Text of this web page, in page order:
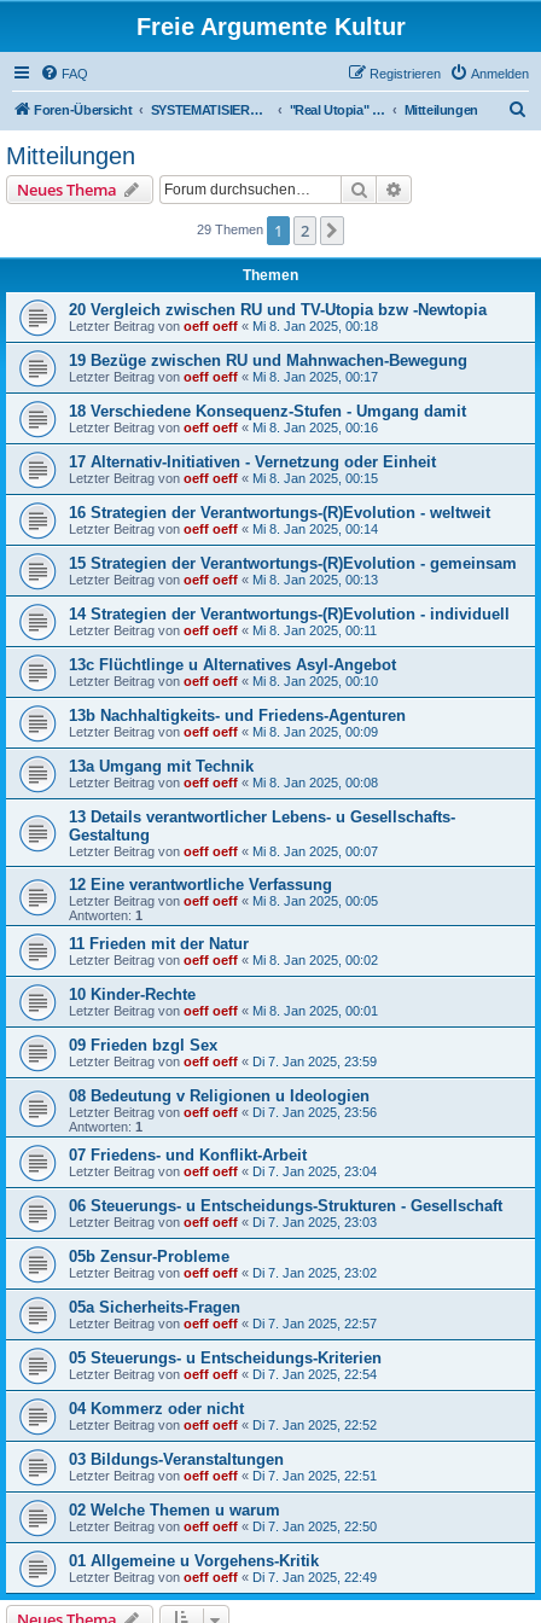
Freie Argumente Kultur
FAQ Anmelden
Registrieren
Foren-Übersicht SYSTEMATISIERUNG VON INHALTEN IN WISSENSCHAFTLICHER RICHTUNG "Real Utopia" auch als neuer Wissenschafts-Ansatz Mitteilungen
Mitteilungen
Neues Thema Suche
29 Themen 1 2
Themen
20 Vergleich zwischen RU und TV-Utopia bzw -Newtopia
Letzter Beitrag von oeff oeff « Mi 8. Jan 2025, 00:18
19 Bezüge zwischen RU und Mahnwachen-Bewegung
Letzter Beitrag von oeff oeff « Mi 8. Jan 2025, 00:17
18 Verschiedene Konsequenz-Stufen - Umgang damit
Letzter Beitrag von oeff oeff « Mi 8. Jan 2025, 00:16
17 Alternativ-Initiativen - Vernetzung oder Einheit
Letzter Beitrag von oeff oeff « Mi 8. Jan 2025, 00:15
16 Strategien der Verantwortungs-(R)Evolution - weltweit
Letzter Beitrag von oeff oeff « Mi 8. Jan 2025, 00:14
15 Strategien der Verantwortungs-(R)Evolution - gemeinsam
Letzter Beitrag von oeff oeff « Mi 8. Jan 2025, 00:13
14 Strategien der Verantwortungs-(R)Evolution - individuell
Letzter Beitrag von oeff oeff « Mi 8. Jan 2025, 00:11
13c Flüchtlinge u Alternatives Asyl-Angebot
Letzter Beitrag von oeff oeff « Mi 8. Jan 2025, 00:10
13b Nachhaltigkeits- und Friedens-Agenturen
Letzter Beitrag von oeff oeff « Mi 8. Jan 2025, 00:09
13a Umgang mit Technik
Letzter Beitrag von oeff oeff « Mi 8. Jan 2025, 00:08
13 Details verantwortlicher Lebens- u Gesellschafts-
Gestaltung
Letzter Beitrag von oeff oeff « Mi 8. Jan 2025, 00:07
12 Eine verantwortliche Verfassung
Letzter Beitrag von oeff oeff « Mi 8. Jan 2025, 00:05
Antworten: 1
11 Frieden mit der Natur
Letzter Beitrag von oeff oeff « Mi 8. Jan 2025, 00:02
10 Kinder-Rechte
Letzter Beitrag von oeff oeff « Mi 8. Jan 2025, 00:01
09 Frieden bzgl Sex
Letzter Beitrag von oeff oeff « Di 7. Jan 2025, 23:59
08 Bedeutung v Religionen u Ideologien
Letzter Beitrag von oeff oeff « Di 7. Jan 2025, 23:56
Antworten: 1
07 Friedens- und Konflikt-Arbeit
Letzter Beitrag von oeff oeff « Di 7. Jan 2025, 23:04
06 Steuerungs- u Entscheidungs-Strukturen - Gesellschaft
Letzter Beitrag von oeff oeff « Di 7. Jan 2025, 23:03
05b Zensur-Probleme
Letzter Beitrag von oeff oeff « Di 7. Jan 2025, 23:02
05a Sicherheits-Fragen
Letzter Beitrag von oeff oeff « Di 7. Jan 2025, 22:57
05 Steuerungs- u Entscheidungs-Kriterien
Letzter Beitrag von oeff oeff « Di 7. Jan 2025, 22:54
04 Kommerz oder nicht
Letzter Beitrag von oeff oeff « Di 7. Jan 2025, 22:52
03 Bildungs-Veranstaltungen
Letzter Beitrag von oeff oeff « Di 7. Jan 2025, 22:51
02 Welche Themen u warum
Letzter Beitrag von oeff oeff « Di 7. Jan 2025, 22:50
01 Allgemeine u Vorgehens-Kritik
Letzter Beitrag von oeff oeff « Di 7. Jan 2025, 22:49